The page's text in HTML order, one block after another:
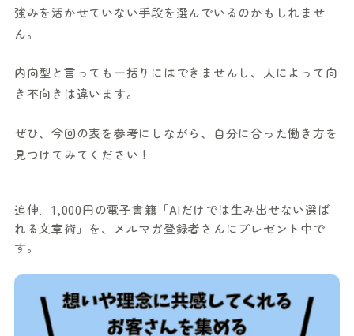
強みを活かせていない手段を選んでいるのかもしれませ
ん。
内向型と言っても一括りにはできませんし、人によって向
き不向きは違います。
ぜひ、今回の表を参考にしながら、自分に合った働き方を
見つけてみてください！
追伸．1,000円の電子書籍「AIだけでは生み出せない選ば
れる文章術」を、メルマガ登録者さんにプレゼント中で
す。